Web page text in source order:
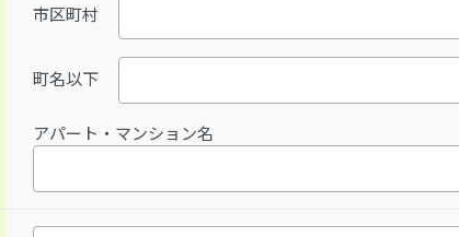
市区町村
町名以下
アパート・マンション名